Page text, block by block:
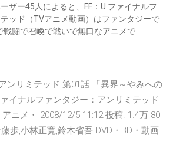
ザー45人によると、FF：U ファイナルフ
ッド（TVアニメ動画）はファンタジーで
戦闘で召喚で戦いで無口なアニメで
ンリミテッド 第01話 「異界～やみへの
イナルファンタジー：アンリミテッド
ニメ・ 2008/12/5 11:12 投稿. 1.4万 80
歩,小林正寛,鈴木省吾 DVD・BD・動画.